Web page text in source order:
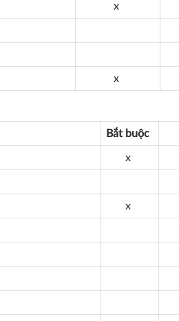
x
x
Bắt buộc
x
x